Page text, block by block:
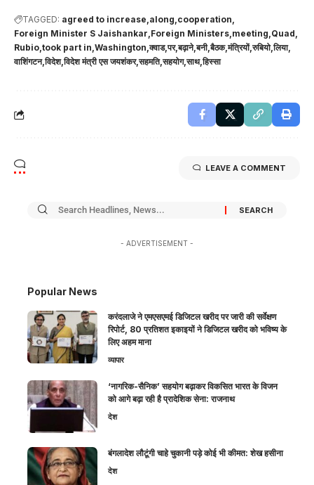
TAGGED: agreed to increase along cooperation
Foreign Minister S Jaishankar Foreign Ministers meeting Quad
Rubio took part in Washington क्वाड पर बढ़ाने बनी बैठक मंत्रियों रुबियो लिया
वाशिंगटन विदेश विदेश मंत्री एस जयशंकर सहमति सहयोग साथ हिस्सा
LEAVE A COMMENT
- ADVERTISEMENT -
Popular News
करंदलाजे ने एमएसएमई डिजिटल खरीद पर जारी की सर्वेक्षण
रिपोर्ट, 80 प्रतिशत इकाइयों ने डिजिटल खरीद को भविष्य के
लिए अहम माना
व्यापार
‘नागरिक-सैनिक’ सहयोग बढ़ाकर विकसित भारत के विजन
को आगे बढ़ा रही है प्रादेशिक सेना: राजनाथ
देश
बंगलादेश लौटूंगी चाहे चुकानी पड़े कोई भी कीमत: शेख हसीना
देश